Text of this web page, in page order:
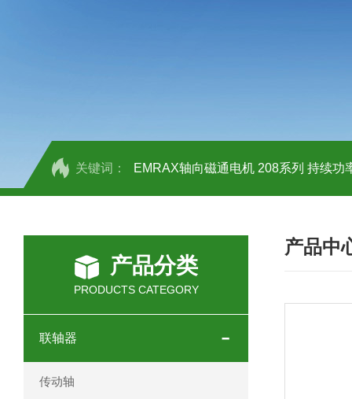
关键词： EMRAX轴向磁通电机 208系列 持续功
OEMER三相同步电机MTES 132SB/2
OEMER三相同步电机MTES 160MA/2
OEMER电机QLS 180M环保农业领域
产品分类
PRODUCTS CATEGORY
联轴器
传动轴
产品中